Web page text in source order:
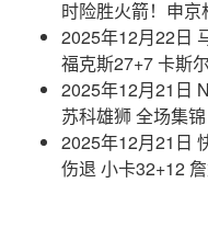
时险胜火箭！申京
2025年12月22日
福克斯27+7 卡斯
2025年12月21日
苏科雄狮 全场集锦
2025年12月21日
伤退 小卡32+12